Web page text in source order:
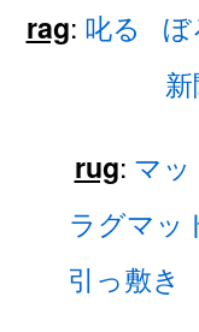
rag: 叱る
rug: マッ
ラグマッ
引っ敷き